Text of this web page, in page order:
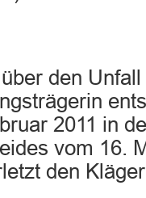
den
2011 in
vom 16.
den